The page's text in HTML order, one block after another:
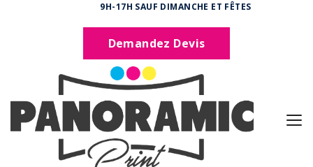
9H-17H SAUF DIMANCHE ET FÊTES
Demandez Devis